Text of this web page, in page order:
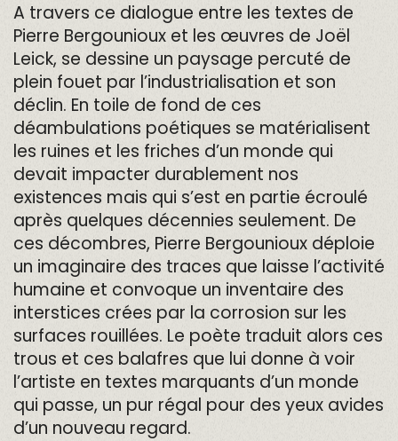
A travers ce dialogue entre les textes de
Pierre Bergounioux et les œuvres de Joël
Leick, se dessine un paysage percuté de
plein fouet par l’industrialisation et son
déclin. En toile de fond de ces
déambulations poétiques se matérialisent
les ruines et les friches d’un monde qui
devait impacter durablement nos
existences mais qui s’est en partie écroulé
après quelques décennies seulement. De
ces décombres, Pierre Bergounioux déploie
un imaginaire des traces que laisse l’activité
humaine et convoque un inventaire des
interstices crées par la corrosion sur les
surfaces rouillées. Le poète traduit alors ces
trous et ces balafres que lui donne à voir
l’artiste en textes marquants d’un monde
qui passe, un pur régal pour des yeux avides
d’un nouveau regard.